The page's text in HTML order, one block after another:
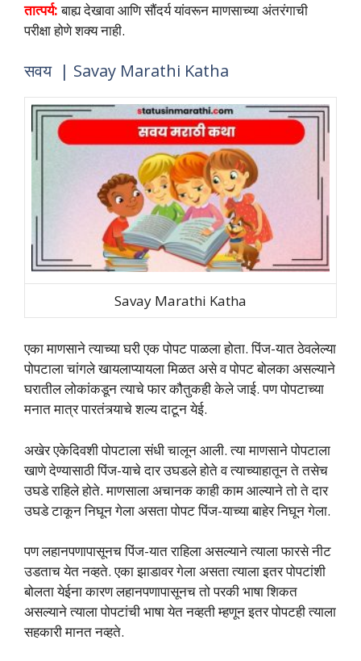
तात्पर्य:बाह्य देखावा आणि सौंदर्य यांवरून माणसाच्या अंतरंगाची
परीक्षा होणे शक्य नाही.
सवय | Savay Marathi Katha
Savay Marathi Katha
एका माणसाने त्‍याच्‍या घरी एक पोपट पाळला होता. पिंज-यात ठेवलेल्‍या
पोपटाला चांगले खायलाप्‍यायला मिळत असे व पोपट बोलका असल्‍याने
घरातील लोकांकडून त्‍याचे फार कौतुकही केले जाई. पण पोपटाच्‍या
मनात मात्र पारतंत्र्याचे शल्‍य दाटून येई.
अखेर एकेदिवशी पोपटाला संधी चालून आली. त्‍या माणसाने पोपटाला
खाणे देण्‍यासाठी पिंज-याचे दार उघडले होते व त्‍याच्‍याहातून ते तसेच
उघडे राहिले होते. माणसाला अचानक काही काम आल्‍याने तो ते दार
उघडे टाकून निघून गेला असता पोपट पिंज-याच्‍या बाहेर निघून गेला.
पण लहानपणापासूनच पिंज-यात राहिला असल्‍याने त्‍याला फारसे नीट
उडताच येत नव्‍हते. एका झाडावर गेला असता त्‍याला इतर पोपटांशी
बोलता येईना कारण लहानपणापासूनच तो परकी भाषा शिकत
असल्‍याने त्‍याला पोपटांची भाषा येत नव्‍हती म्‍हणून इतर पोपटही त्‍याला
सहकारी मानत नव्‍हते.